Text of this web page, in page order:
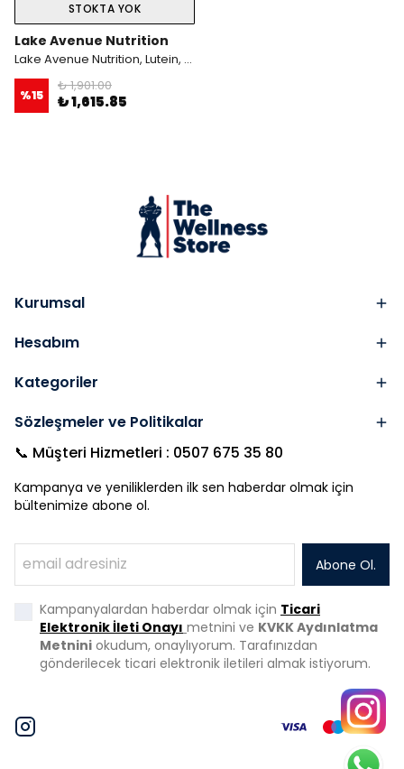
STOKTA YOK
Lake Avenue Nutrition
Lake Avenue Nutrition, Lutein, 10 Mg, 60 Veggie Kapsül
%15
₺ 1,901.00
₺ 1,615.85
Kurumsal
Hesabım
Kategoriler
Sözleşmeler ve Politikalar
📞 Müşteri Hizmetleri : 0507 675 35 80
Kampanya ve yeniliklerden ilk sen haberdar olmak için
bültenimize abone ol.
Abone Ol.
Kampanyalardan haberdar olmak için Ticari
Elektronik İleti Onayı metnini ve KVKK Aydınlatma
Metnini okudum, onaylıyorum. Tarafınızdan
gönderilecek ticari elektronik iletileri almak istiyorum.